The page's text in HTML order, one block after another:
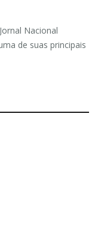
Nacional
de suas principais